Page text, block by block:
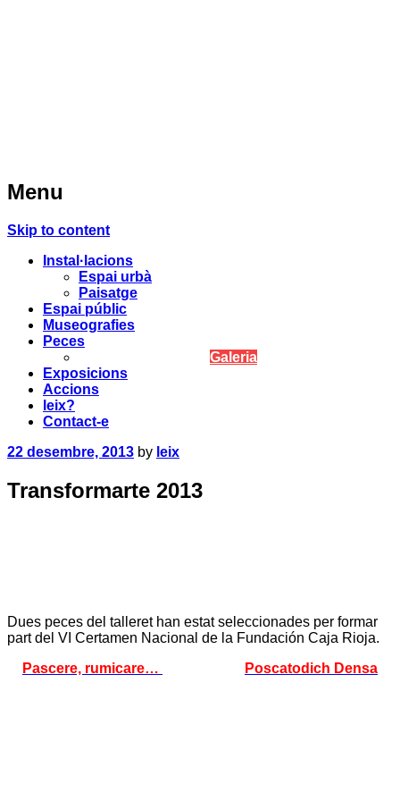
Menu
Skip to content
Instal·lacions
Espai urbà
Paisatge
Espai públic
Museografies
Peces
Galeria
Exposicions
Accions
leix?
Contact-e
22 desembre, 2013
byleix
Transformarte 2013
Dues peces del talleret han estat seleccionades per formar
part del VI Certamen Nacional de la Fundación Caja Rioja.